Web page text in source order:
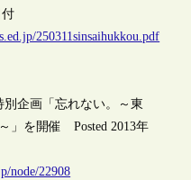
付
250311sinsaihukkou.pdf
企画「忘れない。～東
」を開催 Posted 2013年
node/22908